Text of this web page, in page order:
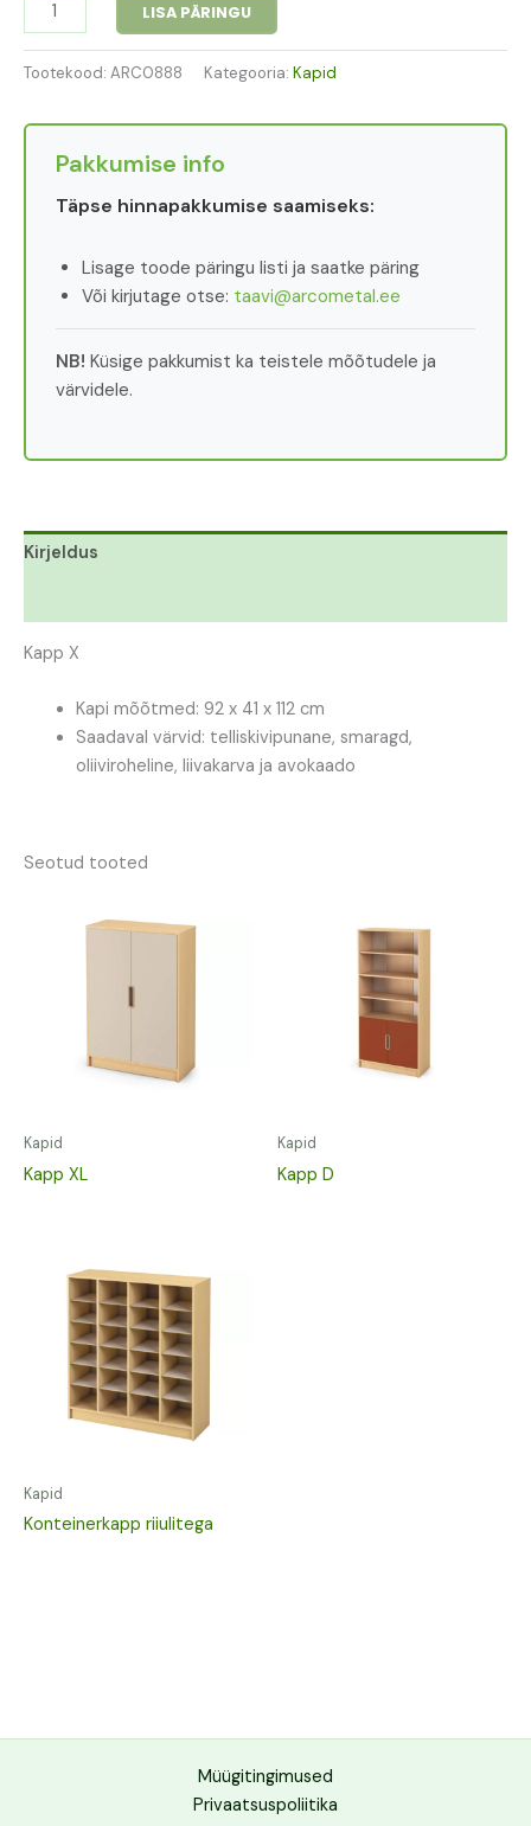
LISA PÄRINGU
Tootekood: ARC0888 Kategooria: Kapid
Pakkumise info
Täpse hinnapakkumise saamiseks:
Lisage toode päringu listi ja saatke päring
Või kirjutage otse: taavi@arcometal.ee
NB! Küsige pakkumist ka teistele mõõtudele ja
värvidele.
Kirjeldus
Kapp X
Kapi mõõtmed: 92 x 41 x 112 cm
Saadaval värvid: telliskivipunane, smaragd,
oliiviroheline, liivakarva ja avokaado
Seotud tooted
Kapid
Kapp XL
Kapid
Kapp D
Kapid
Konteinerkapp riiulitega
Müügitingimused
Privaatsuspoliitika